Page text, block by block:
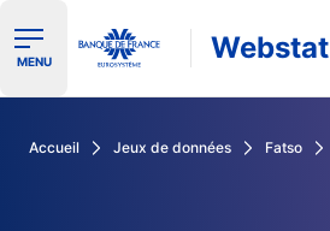
Ouvrir le menu de navigation
MENU Webstat
Accueil Jeux de données Fatso